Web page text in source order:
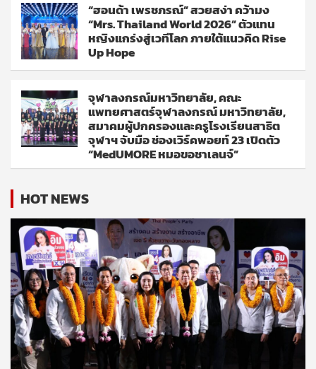
“ฮอนด้า เพรชภรณ์” สวยสง่า คว้ามง
“Mrs. Thailand World 2026” ตัวแทน
หญิงแกร่งสู่เวทีโลก ภายใต้แนวคิด Rise
Up Hope
จุฬาลงกรณ์มหาวิทยาลัย, คณะ
แพทยศาสตร์จุฬาลงกรณ์ มหาวิทยาลัย,
สมาคมผู้ปกครองและครูโรงเรียนสาธิต
จุฬาฯ จับมือ ช่องเวิร์คพอยท์ 23 เปิดตัว
“MedUMORE หมอขอชาเลนจ์”
HOT NEWS